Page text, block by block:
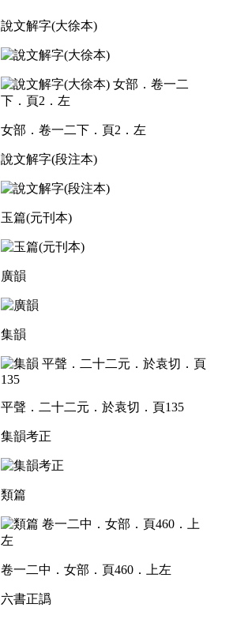
說文解字(大徐本)
女部．卷一二下．頁2．左
說文解字(段注本)
玉篇(元刊本)
廣韻
集韻
平聲．二十二元．於袁切．頁135
集韻考正
類篇
卷一二中．女部．頁460．上左
六書正譌